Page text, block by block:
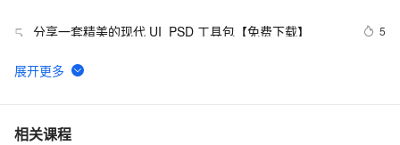
5 分享一套精美的现代 UI  PSD 工具包【免费下载】 5
6 自己动手写UI库——引入ExtJs（布局）
7 前端设计系统和UI组件库的搭建
相关课程